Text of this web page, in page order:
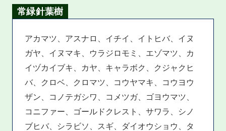
常緑針葉樹
アカマツ、アスナロ、イチイ、イトヒバ、イヌ
ガヤ、イヌマキ、ウラジロモミ、エゾマツ、カ
イヅカイブキ、カヤ、キャラボク、クジャクヒ
バ、クロベ、クロマツ、コウヤマキ、コウヨウ
ザン、コノテガシワ、コメツガ、ゴヨウマツ、
コニファー、ゴールドクレスト、サワラ、シノ
ブヒバ、シラビソ、スギ、ダイオウショウ、タ